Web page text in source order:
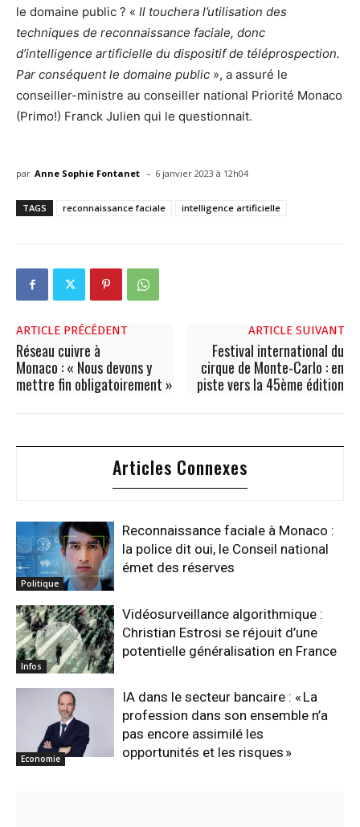
le domaine public ? « Il touchera l’utilisation des
techniques de reconnaissance faciale, donc
d’intelligence artificielle du dispositif de téléprospection.
Par conséquent le domaine public », a assuré le
conseiller-ministre au conseiller national Priorité Monaco
(Primo!) Franck Julien qui le questionnait.
par Anne Sophie Fontanet - 6 janvier 2023 à 12h04
TAGS reconnaissance faciale intelligence artificielle
ARTICLE PRÉCÉDENT
Réseau cuivre à
Monaco : « Nous devons y
mettre fin obligatoirement »
ARTICLE SUIVANT
Festival international du
cirque de Monte-Carlo : en
piste vers la 45ème édition
Articles Connexes
Politique
Reconnaissance faciale à Monaco :
la police dit oui, le Conseil national
émet des réserves
Infos
Vidéosurveillance algorithmique :
Christian Estrosi se réjouit d’une
potentielle généralisation en France
Economie
IA dans le secteur bancaire : « La
profession dans son ensemble n’a
pas encore assimilé les
opportunités et les risques »